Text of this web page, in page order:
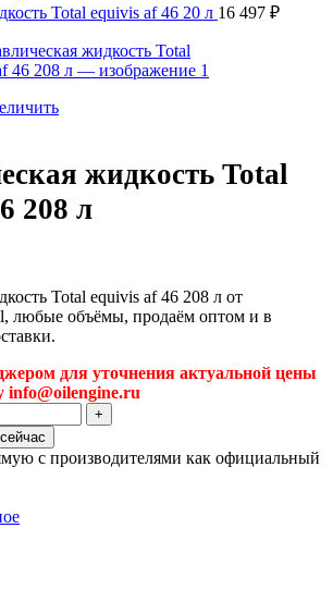
Total equivis af 46 20 л 16 497 ₽
жидкость Total
208 л
Total equivis af 46 208 л от
любые объёмы, продаём оптом и в
для уточнения актуальной цены
info@oilengine.ru
с производителями как официальный